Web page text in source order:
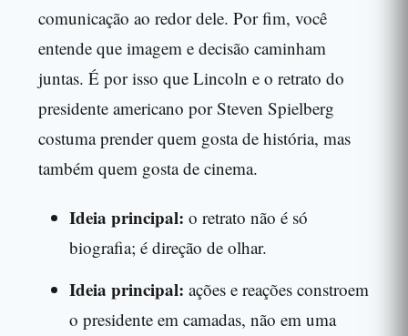
comunicação ao redor dele. Por fim, você
entende que imagem e decisão caminham
juntas. É por isso que Lincoln e o retrato do
presidente americano por Steven Spielberg
costuma prender quem gosta de história, mas
também quem gosta de cinema.
Ideia principal: o retrato não é só
biografia; é direção de olhar.
Ideia principal: ações e reações constroem
o presidente em camadas, não em uma